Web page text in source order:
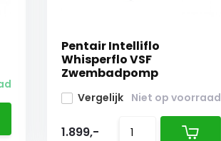
Pentair Intelliflo
Whisperflo VSF
Zwembadpomp
Vergelijk Niet op voorraad
1.899,-